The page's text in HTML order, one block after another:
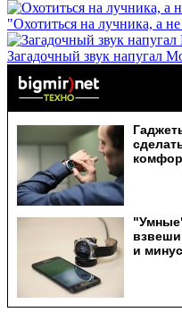
"Охотиться на лучника, а
Загадочный звук напугал